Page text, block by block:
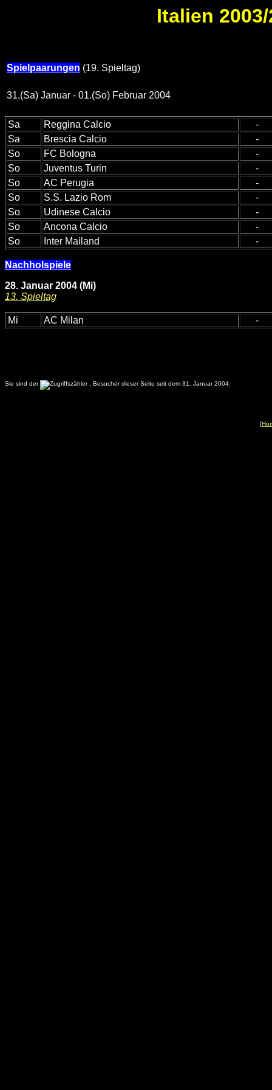
Italien
Spielpaarungen (19. Spieltag)
31.(Sa) Januar - 01.(So) Februar 2004
Sa Reggina Calcio
-
Sa
Brescia Calcio
-
So
FC Bologna
-
So
Juventus Turin
-
So
AC Perugia
-
So
S.S. Lazio Rom
-
So
Udinese Calcio
-
So
Ancona Calcio
-
So
Inter Mailand -
Nachholspiele
28. Januar 2004 (Mi)
13. Spieltag
Mi AC Milan -
Sie sind der . Besucher dieser Seite seit dem 31. Januar 2004.
[